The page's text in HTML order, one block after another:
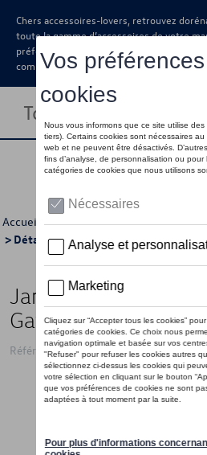
Chers accessoires-lovers, retrouvez
toute la gamme d’accessoires de votre
préférée sous forme de catalogue à
commander auprès de votre
Toggle navigation
Accueil >Catalogue Volkswagen >
> Détail
Jante en alliage,
Gavia, argent brillant
Référence: 2G7071497 8Z8